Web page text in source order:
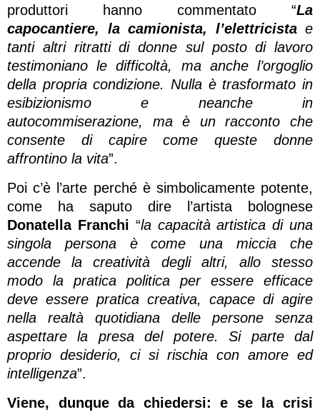
produttori hanno commentato “La
capocantiere, la camionista, l’elettricista e
tanti altri ritratti di donne sul posto di lavoro
testimoniano le difficoltà, ma anche l’orgoglio
della propria condizione. Nulla è trasformato in
esibizionismo e neanche in
autocommiserazione, ma è un racconto che
consente di capire come queste donne
affrontino la vita”.
Poi c’è l’arte perché è simbolicamente potente,
come ha saputo dire l’artista bolognese
Donatella Franchi “la capacità artistica di una
singola persona è come una miccia che
accende la creatività degli altri, allo stesso
modo la pratica politica per essere efficace
deve essere pratica creativa, capace di agire
nella realtà quotidiana delle persone senza
aspettare la presa del potere. Si parte dal
proprio desiderio, ci si rischia con amore ed
intelligenza”.
Viene, dunque da chiedersi: e se la crisi